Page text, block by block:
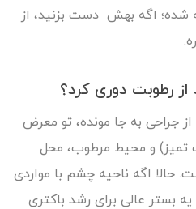
شده؛ اگه بهش دست بزنید، از
از رطوبت دوری کرد؟
جراحی به جا مونده، تو معرض
و محیط مرطوب، محل
حالا اگه ناحیه چشم با مواردی
بستر عالی برای رشد باکتری